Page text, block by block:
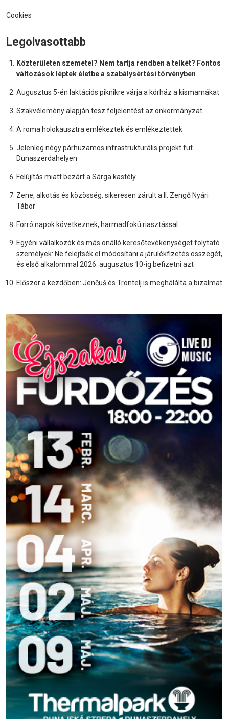
Cookies
Legolvasottabb
Közterületen szemetel? Nem tartja rendben a telkét? Fontos
változások léptek életbe a szabálysértési törvényben
Augusztus 5-én laktációs piknikre várja a kórház a kismamákat
Szakvélemény alapján tesz feljelentést az önkormányzat
A roma holokausztra emlékeztek és emlékeztettek
Jelenleg négy párhuzamos infrastrukturális projekt fut
Dunaszerdahelyen
Felújítás miatt bezárt a Sárga kastély
Zene, alkotás és közösség: sikeresen zárult a II. Zengő Nyári
Tábor
Forró napok következnek, harmadfokú riasztással
Egyéni vállalkozók és más önálló keresőtevékenységet folytató
személyek: Ne felejtsék el módosítani a járulékfizetés összegét,
és első alkalommal 2026. augusztus 10-ig befizetni azt
Először a kezdőben: Jenčuš és Trontelj is meghálálta a bizalmat